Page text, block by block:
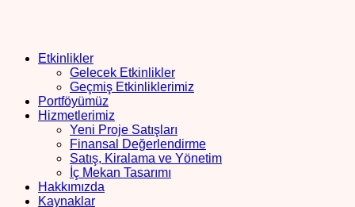
Etkinlikler
Gelecek Etkinlikler
Geçmiş Etkinliklerimiz
Portföyümüz
Hizmetlerimiz
Yeni Proje Satışları
Finansal Değerlendirme
Satış, Kiralama ve Yönetim
İç Mekan Tasarımı
Hakkımızda
Kaynaklar